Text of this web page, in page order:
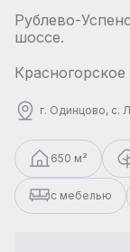
Рублево-
шоссе.
г. Одинцово, с.
650 м²
с мебелью